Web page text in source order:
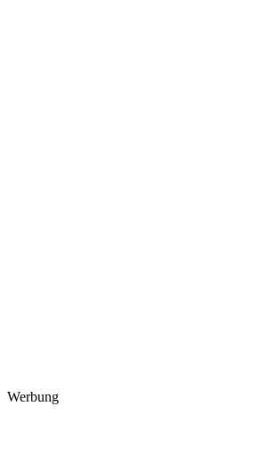
Werbung